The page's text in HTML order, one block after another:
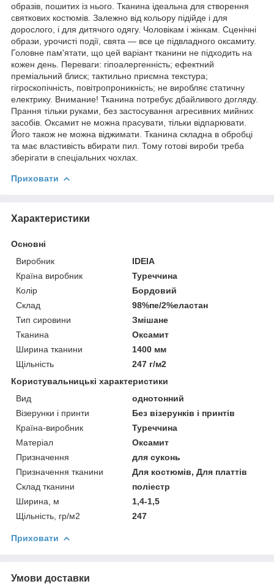
образів, пошитих із нього. Тканина ідеальна для створення
святкових костюмів. Залежно від кольору підійде і для
дорослого, і для дитячого одягу. Чоловікам і жінкам. Сценічні
образи, урочисті події, свята — все це підвладного оксамиту.
Головне пам'ятати, що цей варіант тканини не підходить на
кожен день. Переваги: гіпоалергенність; ефектний
преміальний блиск; тактильно приємна текстура;
гігроскопічність, повітропроникність; не виробляє статичну
електрику. Внимание! Тканина потребує дбайливого догляду.
Прання тільки руками, без застосування агресивних мийних
засобів. Оксамит не можна прасувати, тільки відпарювати.
Його також не можна віджимати. Тканина складна в обробці
та має властивість вбирати пил. Тому готові вироби треба
зберігати в спеціальних чохлах.
Приховати
Характеристики
Основні
Виробник
IDEIA
Країна виробник
Туреччина
Колір
Бордовий
Склад
98%пе/2%еластан
Тип сировини
Змішане
Тканина
Оксамит
Ширина тканини
1400 мм
Щільність
247 г/м2
Користувальницькі характеристики
Вид
однотонний
Візерунки і принти
Без візерунків і принтів
Країна-виробник
Туреччина
Матеріал
Оксамит
Призначення
для суконь
Призначення тканини
Для костюмів, Для платтів
Склад тканини
поліестр
Ширина, м
1,4-1,5
Щільність, гр/м2
247
Приховати
Умови доставки